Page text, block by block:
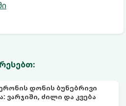
დონის ბუნებრივი
ვარჯიში, ძილი და კვება